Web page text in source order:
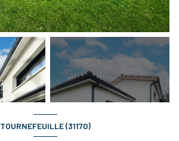
TOURNEFEUILLE (31170)